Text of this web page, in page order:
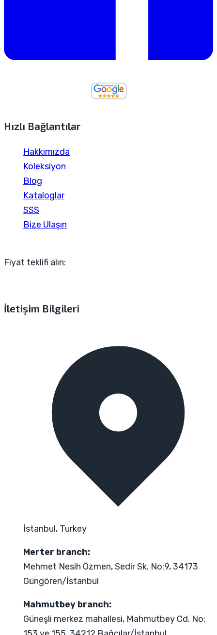
Hızlı Bağlantılar
Hakkımızda
Koleksiyon
Blog
Kataloglar
SSS
Bize Ulaşın
Fiyat teklifi alın:
İletişim Bilgileri
İstanbul, Turkey
Merter branch:
Mehmet Nesih Özmen, Sedir Sk. No:9, 34173
Güngören/İstanbul
Mahmutbey branch:
Güneşli merkez mahallesi, Mahmutbey Cd. No: